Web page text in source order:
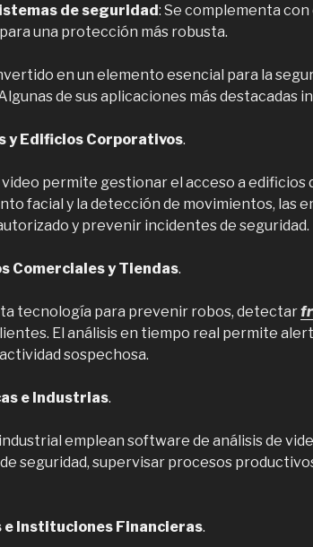
de seguridad: Se complementa
una protección más robusta.
en un elemento esencial para la
de sus aplicaciones más destacadas
y Edificios Corporativos.
permite gestionar el acceso a edificios
facial y la detección de movimientos, las
y prevenir incidentes de seguridad.
Comerciales y Tiendas.
tecnología para prevenir robos, detectar
El análisis en tiempo real permite
sospechosa.
e Industrias.
emplean software de análisis de
seguridad, supervisar procesos
e Instituciones Financieras.